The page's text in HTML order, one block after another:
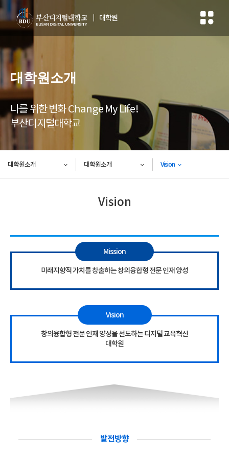
대학원
대학원소개
나를 위한 변화 Change My Life!
부산디지털대학교
대학원소개 대학원소개 Vision
Vision
Mission
미래지향적 가치를 창출하는 창의융합형 전문 인재 양성
Vision
창의융합형 전문 인재 양성을 선도하는 디지털 교육혁신
대학원
발전방향